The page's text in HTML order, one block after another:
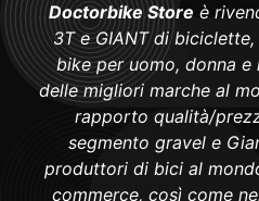
Doctorbike Store è
3T e GIANT di
bike per uomo, donna e
delle migliori marche al
rapporto qualità/
segmento gravel e
produttori di bici al
commerce, così come